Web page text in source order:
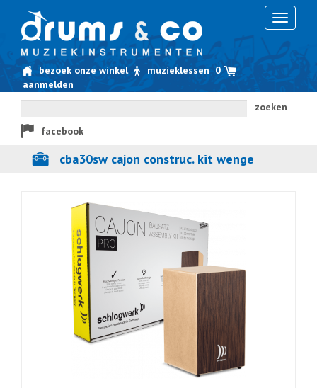
Toggle
bezoek onze winkel muzieklessen 0
aanmelden
zoeken
facebook
cba30sw cajon construc. kit wenge